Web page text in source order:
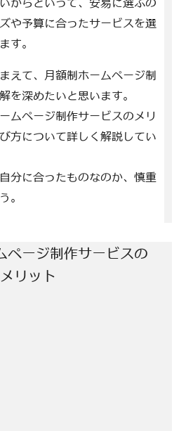
からといって、安易に選ぶの
や予算に合ったサービスを選
す。
えて、月額制ホームページ制
を深めたいと思います。
ムページ制作サービスのメリ
方について詳しく解説してい
分に合ったものなのか、慎重
。
ページ制作サービスの
メリット